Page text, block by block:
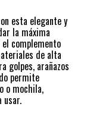
esta elegante y
la máxima
complemento
de alta
golpes, arañazos
permite
o mochila,
usar.